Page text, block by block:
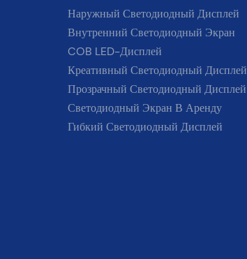
Наружный Светодиодный Дисплей
Внутренний Светодиодный Экран
COB LED-Дисплей
Креативный Светодиодный Дисплей
Прозрачный Светодиодный Дисплей
Светодиодный Экран В Аренду
Гибкий Светодиодный Дисплей